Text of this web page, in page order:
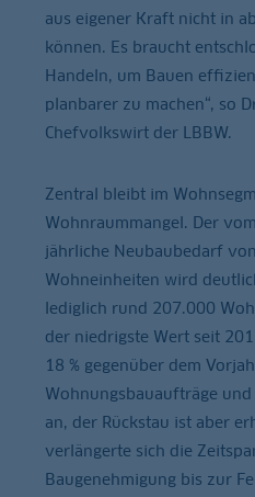
aus eigener Kraft nicht in
können. Es braucht
Handeln, um Bauen
planbarer zu machen“, so
Chefvolkswirt der LBBW.
Zentral bleibt im
Wohnraummangel. Der
jährliche Neubaubedarf
Wohneinheiten wird
lediglich rund 207.000
der niedrigste Wert seit
18 % gegenüber dem
Wohnungsbauaufträge
an, der Rückstau ist aber
verlängerte sich die
Baugenehmigung bis zur